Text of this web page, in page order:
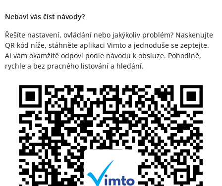
Nebaví vás číst návody?
Řešíte nastavení, ovládání nebo jakýkoliv problém? Naskenujte
QR kód níže, stáhněte aplikaci Vimto a jednoduše se zeptejte.
AI vám okamžitě odpoví podle návodu k obsluze. Pohodlně,
rychle a bez pracného listování a hledání.